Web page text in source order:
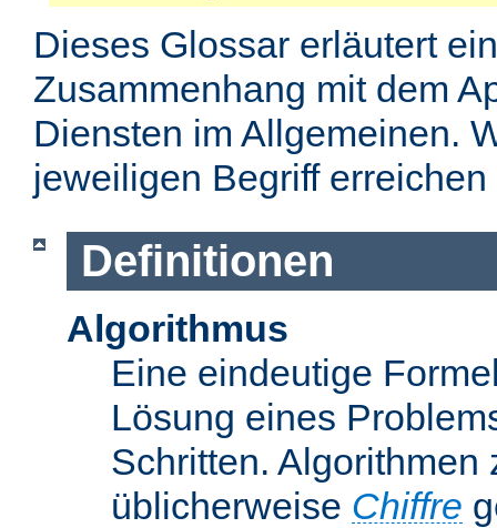
Dieses Glossar erläutert
Zusammenhang mit dem
Diensten im Allgemeinen.
jeweiligen Begriff
Definitionen
Algorithmus
Eine eindeutige
Lösung eines
Schritten.
üblicherweise Chiffre